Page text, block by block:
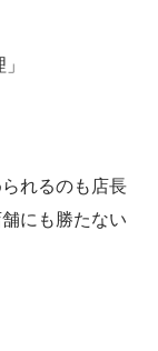
れるのも店長
にも勝たない